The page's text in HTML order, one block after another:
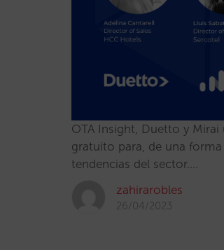
OTA Insight, Duetto y
gratuito para, de una
tendencias del sector.…
zahirarobles
26/04/2023